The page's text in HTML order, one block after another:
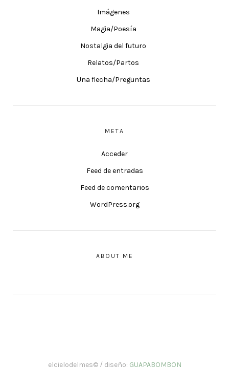
Imágenes
Magia/Poesía
Nostalgia del futuro
Relatos/Partos
Una flecha/Preguntas
META
Acceder
Feed de entradas
Feed de comentarios
WordPress.org
ABOUT ME
elcielodelmes© / diseño: GUAPABOMBON